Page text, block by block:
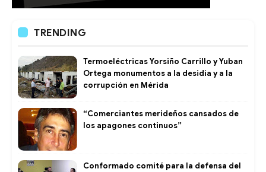
TRENDING
Termoeléctricas Yorsiño Carrillo y Yuban
Ortega monumentos a la desidia y a la
corrupción en Mérida
“Comerciantes merideños cansados de
los apagones continuos”
Conformado comité para la defensa del